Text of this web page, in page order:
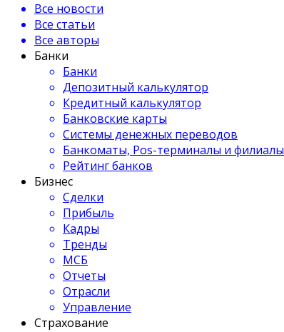
Все новости
Все статьи
Все авторы
Банки
Банки
Депозитный калькулятор
Кредитный калькулятор
Банковские карты
Системы денежных переводов
Банкоматы, Pos-терминалы и филиалы
Рейтинг банков
Бизнес
Сделки
Прибыль
Кадры
Тренды
МСБ
Отчеты
Отрасли
Управление
Страхование